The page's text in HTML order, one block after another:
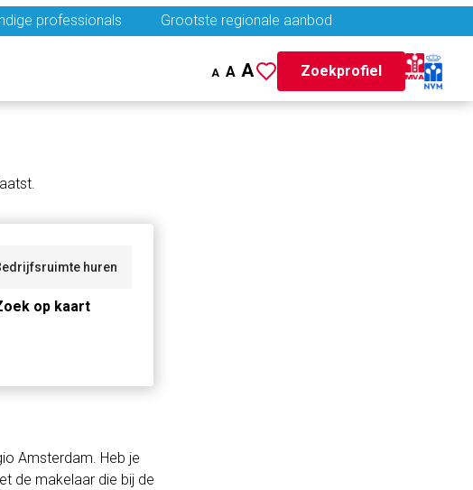
professionals Grootste regionale aanbod
A A A Zoekprofiel
huren
op kaart
Amsterdam. Heb je
de makelaar die bij de